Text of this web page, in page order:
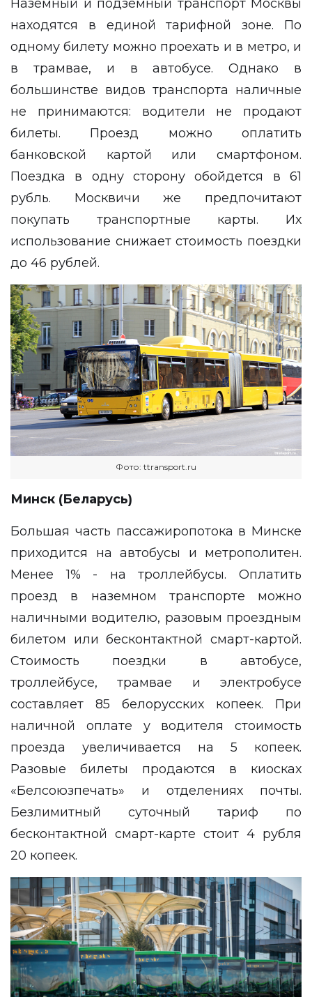
Наземный и подземный транспорт Москвы
находятся в единой тарифной зоне. По
одному билету можно проехать и в метро, и
в трамвае, и в автобусе. Однако в
большинстве видов транспорта наличные
не принимаются: водители не продают
билеты. Проезд можно оплатить
банковской картой или смартфоном.
Поездка в одну сторону обойдется в 61
рубль. Москвичи же предпочитают
покупать транспортные карты. Их
использование снижает стоимость поездки
до 46 рублей.
Фото: ttransport.ru
Минск (Беларусь)
Большая часть пассажиропотока в Минске
приходится на автобусы и метрополитен.
Менее 1% - на троллейбусы. Оплатить
проезд в наземном транспорте можно
наличными водителю, разовым проездным
билетом или бесконтактной смарт-картой.
Стоимость поездки в автобусе,
троллейбусе, трамвае и электробусе
составляет 85 белорусских копеек. При
наличной оплате у водителя стоимость
проезда увеличивается на 5 копеек.
Разовые билеты продаются в киосках
«Белсоюзпечать» и отделениях почты.
Безлимитный суточный тариф по
бесконтактной смарт-карте стоит 4 рубля
20 копеек.